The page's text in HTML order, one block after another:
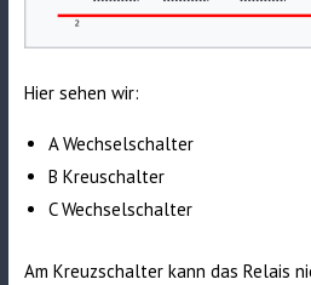
Hier sehen wir:
A Wechselschalter
B Kreuschalter
C Wechselschalter
Am Kreuzschalter kann das Relais